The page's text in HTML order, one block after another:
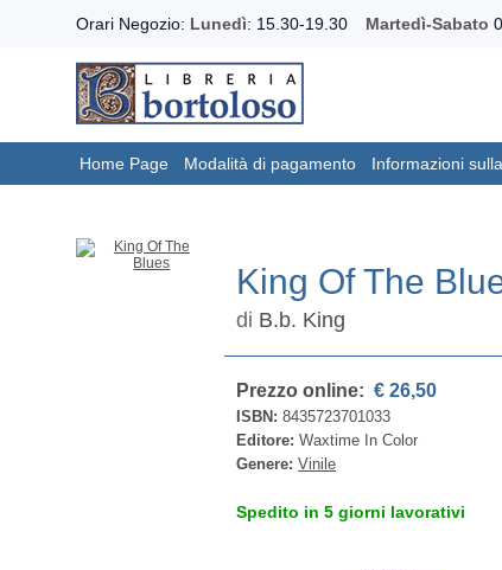
Orari Negozio: Lunedì: 15.30-19.30 Martedì-Sabato
Home Page Modalità di pagamento Informazioni
King Of The
di B.b. King
Prezzo online: € 26,50
ISBN:8435723701033
Editore:Waxtime In Color
Genere:Vinile
Spedito in 5 giorni lavorativi